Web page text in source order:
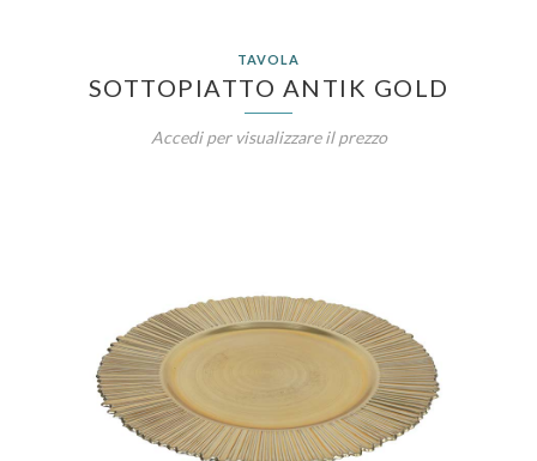
TAVOLA
SOTTOPIATTO ANTIK GOLD
Accedi per visualizzare il prezzo